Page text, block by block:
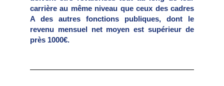
carrière au même niveau que ceux des cadres
A des autres fonctions publiques, dont le
revenu mensuel net moyen est supérieur de
près 1000€.